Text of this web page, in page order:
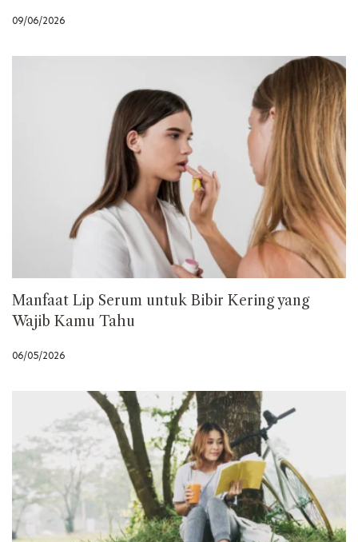
09/06/2026
Manfaat Lip Serum untuk Bibir Kering yang
Wajib Kamu Tahu
06/05/2026